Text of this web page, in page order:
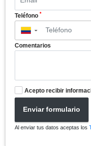
Teléfono *
▼
Comentarios
Acepto recibir
Enviar formulario
Al enviar tus datos aceptas los